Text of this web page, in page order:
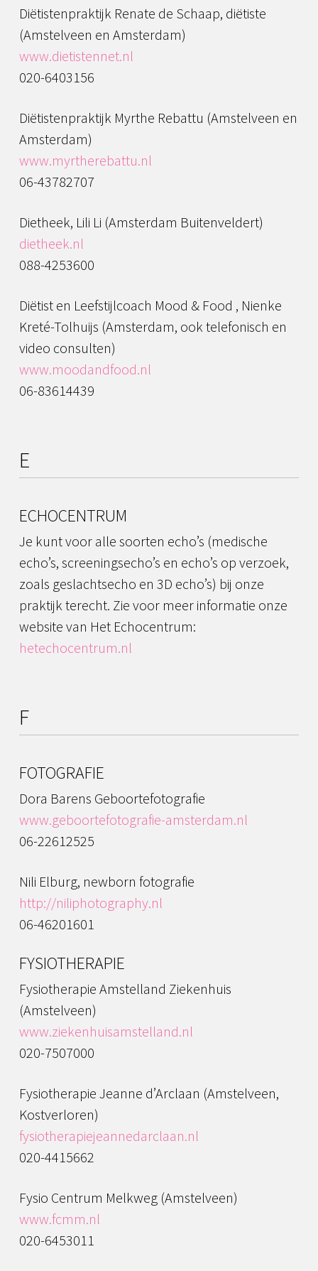
Diëtistenpraktijk Renate de Schaap, diëtiste
(Amstelveen en Amsterdam)
www.dietistennet.nl
020-6403156
Diëtistenpraktijk Myrthe Rebattu (Amstelveen en
Amsterdam)
www.myrtherebattu.nl
06-43782707
Dietheek, Lili Li (Amsterdam Buitenveldert)
dietheek.nl
088-4253600
Diëtist en Leefstijlcoach Mood & Food , Nienke
Kreté-Tolhuijs (Amsterdam, ook telefonisch en
video consulten)
www.moodandfood.nl
06-83614439
E
ECHOCENTRUM
Je kunt voor alle soorten echo’s (medische
echo’s, screeningsecho’s en echo’s op verzoek,
zoals geslachtsecho en 3D echo’s) bij onze
praktijk terecht. Zie voor meer informatie onze
website van Het Echocentrum:
hetechocentrum.nl
F
FOTOGRAFIE
Dora Barens Geboortefotografie
www.geboortefotografie-amsterdam.nl
06-22612525
Nili Elburg, newborn fotografie
http://niliphotography.nl
06-46201601
FYSIOTHERAPIE
Fysiotherapie Amstelland Ziekenhuis
(Amstelveen)
www.ziekenhuisamstelland.nl
020-7507000
Fysiotherapie Jeanne d’Arclaan (Amstelveen,
Kostverloren)
fysiotherapiejeannedarclaan.nl
020-4415662
Fysio Centrum Melkweg (Amstelveen)
www.fcmm.nl
020-6453011